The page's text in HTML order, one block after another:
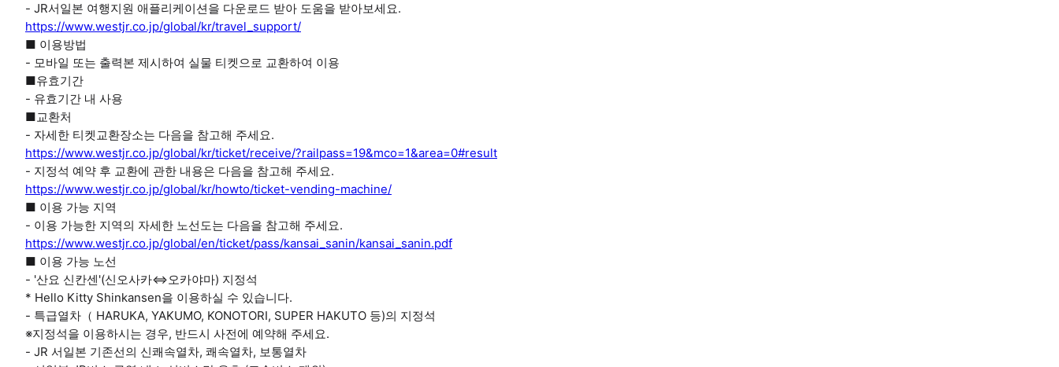
- JR서일본 여행지원 애플리케이션을 다운로드 받아 도움을 받아보세요.
https://www.westjr.co.jp/global/kr/travel_support/
■ 이용방법
- 모바일 또는 출력본 제시하여 실물 티켓으로 교환하여 이용
■유효기간
- 유효기간 내 사용
■교환처
- 자세한 티켓교환장소는 다음을 참고해 주세요.
https://www.westjr.co.jp/global/kr/ticket/receive/?railpass=19&mco=1&area=0#result
- 지정석 예약 후 교환에 관한 내용은 다음을 참고해 주세요.
https://www.westjr.co.jp/global/kr/howto/ticket-vending-machine/
■ 이용 가능 지역
- 이용 가능한 지역의 자세한 노선도는 다음을 참고해 주세요.
https://www.westjr.co.jp/global/en/ticket/pass/kansai_sanin/kansai_sanin.pdf
■ 이용 가능 노선
- '산요 신칸센'(신오사카⇔오카야마) 지정석
* Hello Kitty Shinkansen을 이용하실 수 있습니다.
- 특급열차（ HARUKA, YAKUMO, KONOTORI, SUPER HAKUTO 등)의 지정석
※지정석을 이용하시는 경우, 반드시 사전에 예약해 주세요.
- JR 서일본 기존선의 신쾌속열차, 쾌속열차, 보통열차